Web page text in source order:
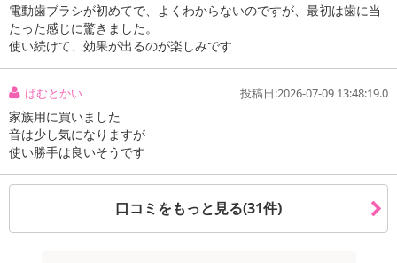
電動歯ブラシが初めてで、よくわからないのですが、最初は歯に当
たった感じに驚きました。
使い続けて、効果が出るのが楽しみです
ばむとかい 投稿日:2026-07-09 13:48:19.0
家族用に買いました
音は少し気になりますが
使い勝手は良いそうです
口コミをもっと見る(31件)